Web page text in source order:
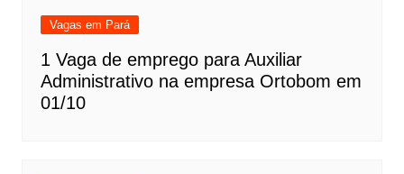
Vagas em Pará
1 Vaga de emprego para Auxiliar
Administrativo na empresa Ortobom em
01/10